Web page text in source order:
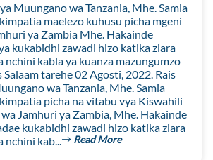
Muungano wa Tanzania, Mhe. Samia
maelezo kuhusu picha mgeni
ya Zambia Mhe. Hakainde
kukabidhi zawadi hizo katika ziara
nchini kabla ya kuanza mazungumzo
tarehe 02 Agosti, 2022. Rais
wa Tanzania, Mhe. Samia
picha na vitabu vya Kiswahili
Jamhuri ya Zambia, Mhe. Hakainde
kukabidhi zawadi hizo katika ziara
nchini kab...
Read More